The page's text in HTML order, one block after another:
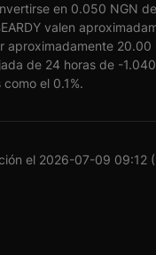
en 0.050 NGN
valen
aproximadamente 20.00
de 24 horas de -
el 0.1%.
el 2026-07-09 09:12